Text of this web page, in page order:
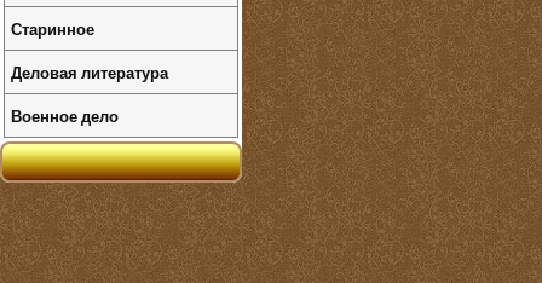
Старинное
Деловая литература
Военное дело